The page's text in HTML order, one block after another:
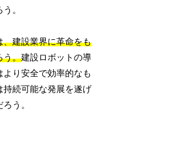
。
、建設業界に革命をも
う。建設ロボットの導
より安全で効率的なも
持続可能な発展を遂げ
う。